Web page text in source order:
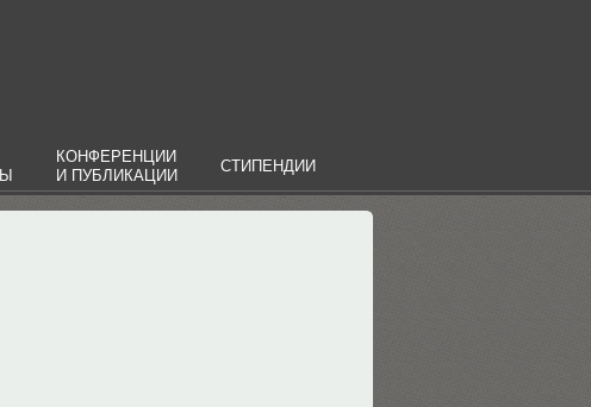
КОНФЕРЕНЦИИ
И ПУБЛИКАЦИИ
СТИПЕНДИИ